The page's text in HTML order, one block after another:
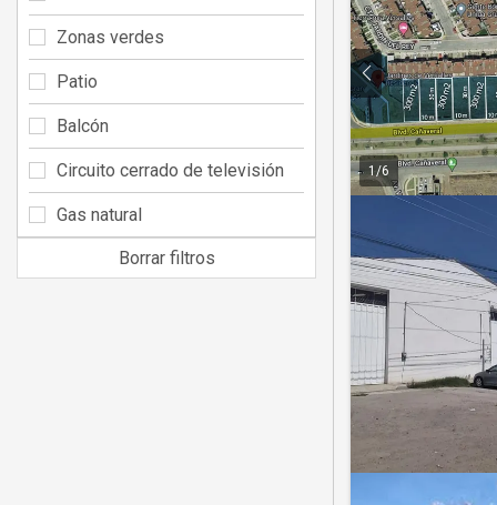
1/6
Zonas verdes
Patio
Balcón
Circuito cerrado de televisión
Gas natural
Borrar filtros